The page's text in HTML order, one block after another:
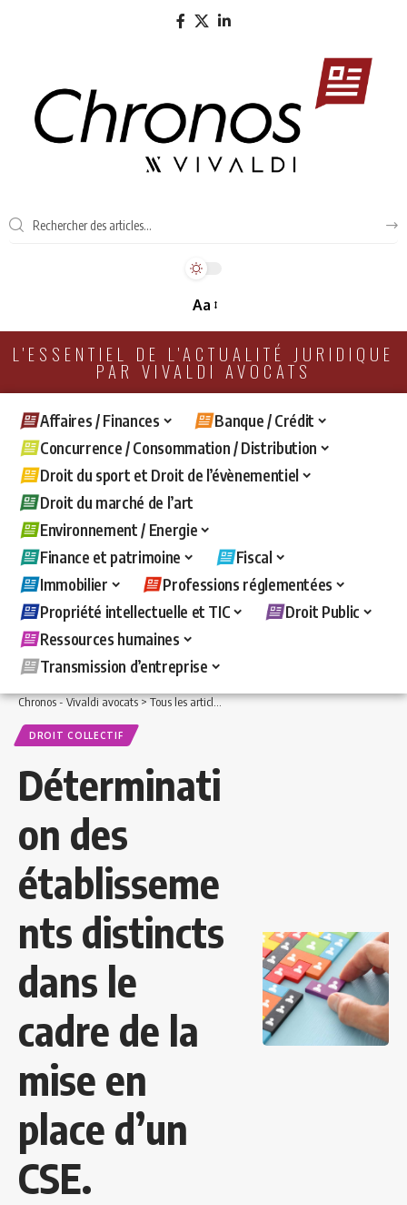
Aa
L'ESSENTIEL DE L'ACTUALITÉ JURIDIQUE
PAR VIVALDI AVOCATS
Affaires / Finances
Banque / Crédit
Concurrence / Consommation / Distribution
Droit du sport et Droit de l’évènementiel
Droit du marché de l’art
Environnement / Energie
Finance et patrimoine
Fiscal
Immobilier
Professions réglementées
Propriété intellectuelle et TIC
Droit Public
Ressources humaines
Transmission d’entreprise
Chronos - Vivaldi avocats>Tous les articles >Ressources humaines>Droit
DROIT COLLECTIF
Déterminati
on des
établisseme
nts distincts
dans le
cadre de la
mise en
place d’un
CSE.